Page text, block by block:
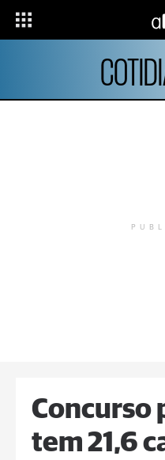
Concurso
tem 21,6